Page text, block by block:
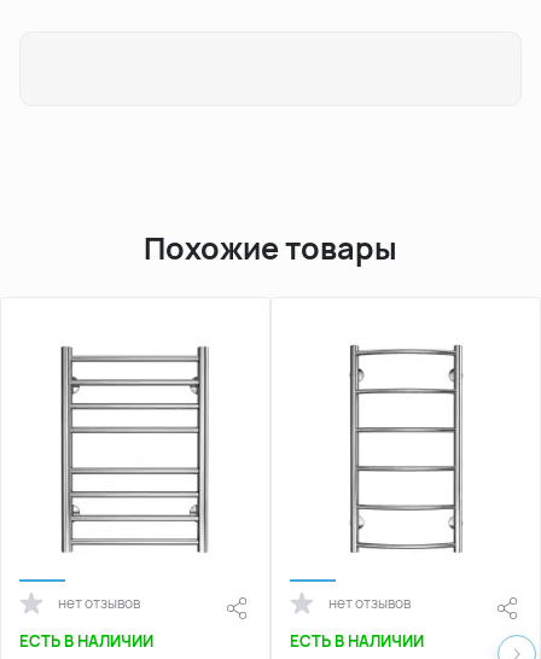
Похожие товары
нет отзывов
ЕСТЬ В НАЛИЧИИ
нет отзывов
ЕСТЬ В НАЛИЧИИ